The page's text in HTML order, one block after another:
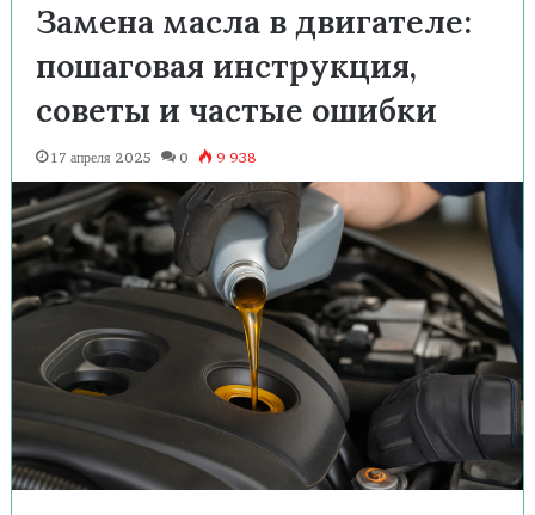
Замена масла в двигателе:
пошаговая инструкция,
советы и частые ошибки
17 апреля 2025 0 9 938